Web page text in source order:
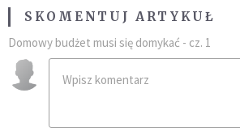
SKOMENTUJ ARTYKUŁ
Domowy budżet musi się domykać - cz. 1